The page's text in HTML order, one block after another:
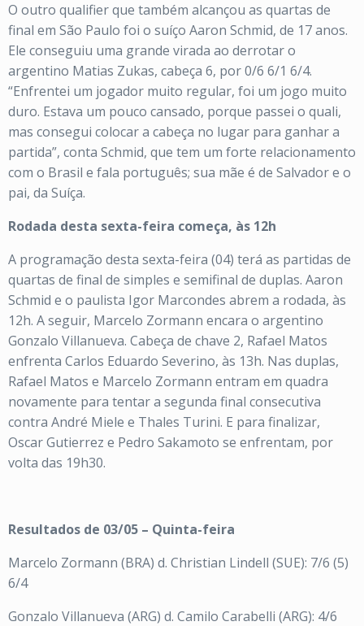
O outro qualifier que também alcançou as quartas de
final em São Paulo foi o suíço Aaron Schmid, de 17 anos.
Ele conseguiu uma grande virada ao derrotar o
argentino Matias Zukas, cabeça 6, por 0/6 6/1 6/4.
“Enfrentei um jogador muito regular, foi um jogo muito
duro. Estava um pouco cansado, porque passei o quali,
mas consegui colocar a cabeça no lugar para ganhar a
partida”, conta Schmid, que tem um forte relacionamento
com o Brasil e fala português; sua mãe é de Salvador e o
pai, da Suíça.
Rodada desta sexta-feira começa, às 12h
A programação desta sexta-feira (04) terá as partidas de
quartas de final de simples e semifinal de duplas. Aaron
Schmid e o paulista Igor Marcondes abrem a rodada, às
12h. A seguir, Marcelo Zormann encara o argentino
Gonzalo Villanueva. Cabeça de chave 2, Rafael Matos
enfrenta Carlos Eduardo Severino, às 13h. Nas duplas,
Rafael Matos e Marcelo Zormann entram em quadra
novamente para tentar a segunda final consecutiva
contra André Miele e Thales Turini. E para finalizar,
Oscar Gutierrez e Pedro Sakamoto se enfrentam, por
volta das 19h30.
Resultados de 03/05 – Quinta-feira
Marcelo Zormann (BRA) d. Christian Lindell (SUE): 7/6 (5)
6/4
Gonzalo Villanueva (ARG) d. Camilo Carabelli (ARG): 4/6